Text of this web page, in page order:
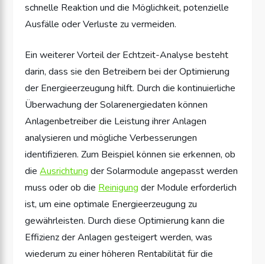
schnelle Reaktion und die Möglichkeit, potenzielle
Ausfälle oder Verluste zu vermeiden.
Ein weiterer Vorteil der Echtzeit-Analyse besteht
darin, dass sie den Betreibern bei der Optimierung
der Energieerzeugung hilft. Durch die kontinuierliche
Überwachung der Solarenergiedaten können
Anlagenbetreiber die Leistung ihrer Anlagen
analysieren und mögliche Verbesserungen
identifizieren. Zum Beispiel können sie erkennen, ob
dieAusrichtung der Solarmodule angepasst werden
muss oder ob die Reinigung der Module erforderlich
ist, um eine optimale Energieerzeugung zu
gewährleisten. Durch diese Optimierung kann die
Effizienz der Anlagen gesteigert werden, was
wiederum zu einer höheren Rentabilität für die